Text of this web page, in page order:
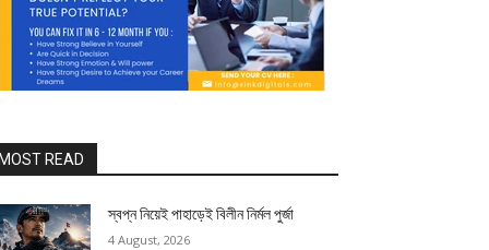
READ
স্বপ্ন নিয়েই পাহাড়েই বিলীন নির্মল পুর্জা
4 August, 2026